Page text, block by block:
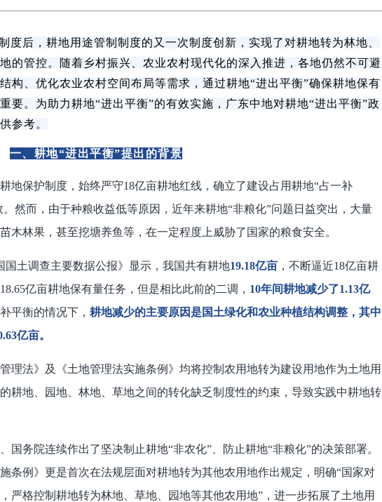
度后，耕地用途管制制度的又一次制度创新，实现了对耕地转为林地、
的管控。随着乡村振兴、农业农村现代化的深入推进，各地仍然不可避
构、优化农业农村空间布局等需求，通过耕地“进出平衡”确保耕地保有
要。为助力耕地“进出平衡”的有效实施，广东中地对耕地“进出平衡”政
参考。
一、耕地“进出平衡”提出的背景
地保护制度，始终严守18亿亩耕地红线，确立了建设占用耕地“占一补
然而，由于种粮收益低等原因，近年来耕地“非粮化”问题日益突出，大量
木林果，甚至挖塘养鱼等，在一定程度上威胁了国家的粮食安全。
国土调查主要数据公报》显示，我国共有耕地19.18亿亩 ，不断逼近18亿亩耕
亿亩耕地保有量任务，但是相比此前的二调， 10年间耕地减少了1.13亿
平衡的情况下， 耕地减少的主要原因是国土绿化和农业种植结构调整，其中
亿亩。
理法》及《土地管理法实施条例》均将控制农用地转为建设用地作为土地用
耕地、园地、林地、草地之间的转化缺乏制度性的约束，导致实践中耕地转
国务院连续作出了坚决制止耕地“非农化”、防止耕地“非粮化”的决策部署。
条例》更是首次在法规层面对耕地转为其他农用地作出规定，明确“国家对
严格控制耕地转为林地、草地、园地等其他农用地”，进一步拓展了土地用